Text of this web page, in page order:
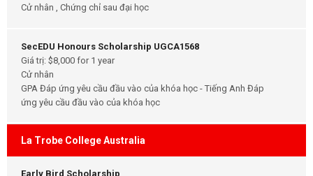
Cử nhân , Chứng chỉ sau đại học
SecEDU Honours Scholarship UGCA1568
Giá trị: $8,000 for 1 year
Cử nhân
GPA Đáp ứng yêu cầu đầu vào của khóa học - Tiếng Anh Đáp
ứng yêu cầu đầu vào của khóa học
La Trobe College Australia
Early Bird Scholarship